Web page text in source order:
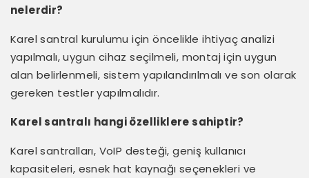
nelerdir?
Karel santral kurulumu için öncelikle ihtiyaç analizi
yapılmalı, uygun cihaz seçilmeli, montaj için uygun
alan belirlenmeli, sistem yapılandırılmalı ve son olarak
gereken testler yapılmalıdır.
Karel santralı hangi özelliklere sahiptir?
Karel santralları, VoIP desteği, geniş kullanıcı
kapasiteleri, esnek hat kaynağı seçenekleri ve